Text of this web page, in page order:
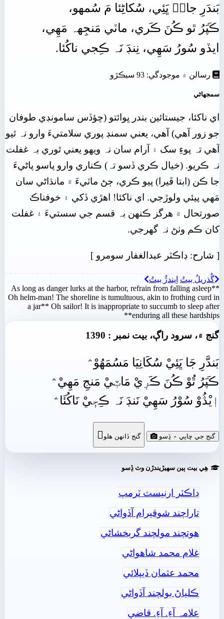
بَندَرِ جانۡ ڀَئِي، سُکاڻِئا مَ سُمهو،
ڪَپَرُ ٿو ڪُنَ ڪَري، ماٽي مَنجِهہ
مَھِي،
ايڏو سُورُ سَھِي، نِنڊَ نَہ ڪِجي ناکُئا.
رسالن ۾ موجودگي: 93 سيڪڙو
سمجهاڻي
اي ناکئا، جيستائين بندر ڀوائتو (چؤڏس سامونڊي طوفان
جو زور آهي) آهي، يعني سمنڊ پوري سلامتيءَ وارو نہ ٿيو
آهي تہ پوءِ سک ۽ آرام سان نہ ويھو يعني ٿوري بہ غفلت
نہ ڪريو. (خيال ڪري ڏسو تہ) ڪناري وارو پاسو پاڻيءَ
جا ڪن (ابتا ڦيرا) پيو ڪري، ڄڻ ماٽيءَ ۾ مانڌاڻي سان
مَھي پيئي ولوڙجي. اي ناکئا! اهڙي ڏکي ۽ خوفناڪ
صورتحال ۾ هرگز ڪنھن بہ قسم جي سستيءَ ۽ غفلت
کان ڪم وٺڻ نہ گهرجي.
[ شارح: ڊاڪٽر عبدالغفار سومرو ]
گُذريلُ بيتُ اِيندڙُ بيتُ
As long as danger lurks at the harbor, refrain from falling asleep**
Oh helm-man! The shoreline is tumultuous, akin to frothing curd in
a jar** Oh sailor! It is inappropriate to succumb to sleep after
enduring all these hardships**
گنج ۾، سرود راڳ، بيت نمبر : 1390
بَندَّرِ جَا ڀَئِيْ سُکَانِيَا مَسُمَھُوْ﮶
ڪَپَرُ ٿُوْ ڪُنَ ڪَرٖيْ مَاٽٖيْ مَنجِ مَھِيْ﮶
اٖيْڎُوْ سُوْرُ سَھِيْ نَنڊَ نَہ ڪِجٖيْ نَاکُئَا﮶
گنج جي ڇاپي ۾ ڏِسو گنج ڏانھن ھلو 
ھِي بيت ٻين سھيڙيندڙن وٽ ڏِسو
ڊاڪٽر ارنيسٽ ٽرمپ
تاراچند شوقيرام آڏواڻي
ھوتچند مولچند گربخشاڻي
غلام محمد شاھواڻي
محمد عثمان ڏيپلائي
ڪلياڻ بولچند آڏواڻي
علامہ آءِ. آءِ. قاضي